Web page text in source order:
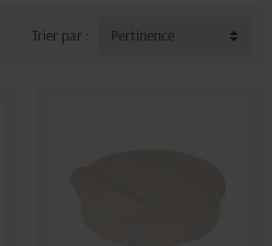
Trier par : Pertinence